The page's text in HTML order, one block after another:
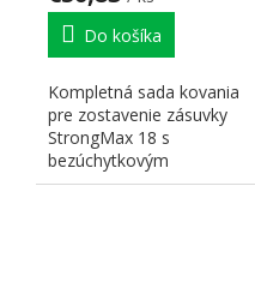
Do košíka
Kompletná sada kovania
pre zostavenie zásuvky
StrongMax 18 s
bezúchytkovým
otváraním" "PUSH". Nutné